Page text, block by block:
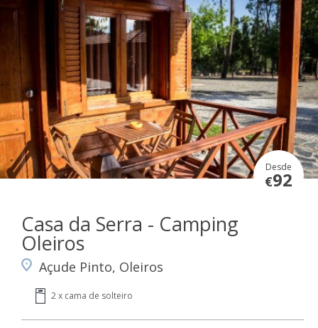
Desde
€92
Casa da Serra - Camping
Oleiros
Açude Pinto, Oleiros
2 x cama de solteiro